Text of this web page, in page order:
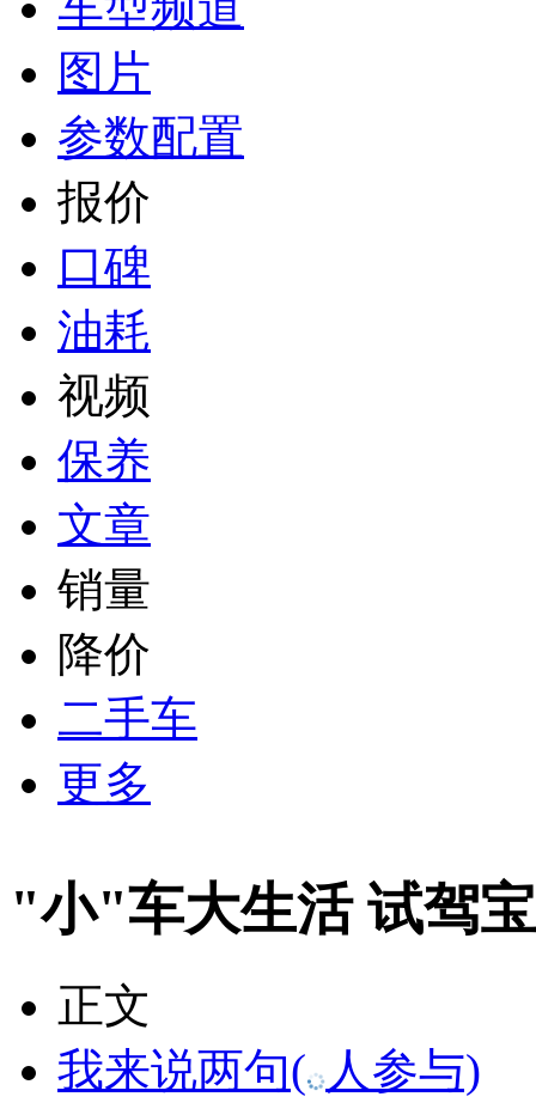
图片
参数配置
报价
口碑
油耗
视频
保养
文章
销量
降价
二手车
更多
"小"车大生活 试驾
正文
我来说两句( 人参与)